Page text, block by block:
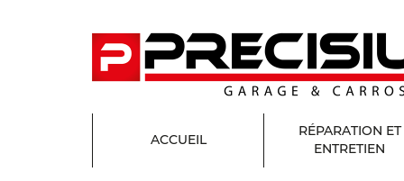
ACCUEIL
RÉPARATION ET
ENTRETIEN